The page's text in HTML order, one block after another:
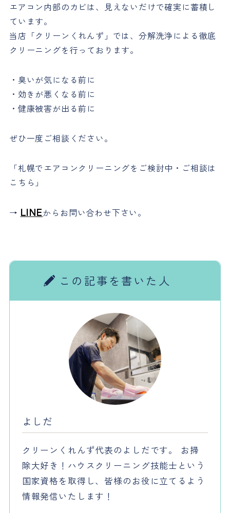
エアコン内部のカビは、見えないだけで確実に蓄積し
ています。
当店「クリーンくれんず」では、分解洗浄による徹底
クリーニングを行っております。
・臭いが気になる前に
・効きが悪くなる前に
・健康被害が出る前に
ぜひ一度ご相談ください。
「札幌でエアコンクリーニングをご検討中・ご相談は
こちら」
→ LINEからお問い合わせ下さい。
この記事を書いた人
よしだ
クリーンくれんず代表のよしだです。 お掃
除大好き！ハウスクリーニング技能士という
国家資格を取得し、皆様のお役に立てるよう
情報発信いたします！